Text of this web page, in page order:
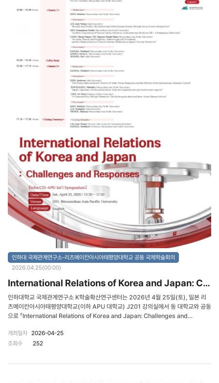
Ulzii Batmunkh가 개회사를 통해 양 기관 간 오랜 학술협력의 의미를 강조하고 향후
한–몽 연구협력의 확대 필요성을 제시하였다. 특히 양측은 동북아 지역의 불확실성이
심화되는 상황에서 학술교류와 공동연구가 정책적·학문적 차원에서 더욱 중요해지고
Governance in Northeast Asia”를 주제로 진행되었다. 몽골국립대학교
Oyunsuren Samdandash 교수는 러시아–몽골–중국 3자 협력을 중심으로 동북아
에너지 안보 문제를 분석하며, 몽골이 지역 에너지 연결망에서 전략적 역할을 수행할
가능성을 제시하였다. 이어 Batchimeg Battsengel 교수는 동북아 환경협력과
TEMM-DSS 파트너십 사례를 중심으로 지역 환경 거버넌스 문제를 논의하였다. 토
론에는 인하대학교 국제관계연구소 형사요 전임연구원과 단국대학교 Lkhagvadorj
Dolgormaa 연구교수가 참여하여 에너지 안보와 지역협력의 과제에 대한 의견을 제
Asia”에서는 AI와 반도체를 둘러싼 동아시아 국가전략 문제가 집중적으로 다루어졌
다. 인하대학교 정재환 교수는 주요 국가들의 AI 국가전략을 비교·분석하며 한국 AI 전
략의 특징과 과제를 제시하였고, 김용신 교수는 미중 반도체 경쟁 속에서 동아시아 산
업 전략이 어떻게 변화하고 있는지를 분석하였다. 본 세션은 몽골국립대학교
Budsuren Davaanyam 교수와 Munkh-Ulzii Batmunkh 교수가 토론자로 참여
하여 AI 거버넌스와 산업안보 문제에 대한 몽골 측 시각을 공유하였다. 제3세션
“Korea–Mongolia Relations and Regional Foreign Policy Dynamics”에서
는 한–몽 관계와 동북아 외교전략 문제가 심층적으로 논의되었다. 몽골국립대학교
Munkh-Ulzii Batmunkh 교수는 동북아 외교 태도의 문화적·행동적 기반을 분석하
며 한–몽 협력의 전략적 함의를 제시하였고, Battur Jamiyan 교수는 강대국 경쟁 속
에서 몽골의 전략적 헤징 전략을 분석하였다. 또한 Budsuren Davaanyam 교수는
한–몽 수교 이후 양국 조약 관계의 발전 과정을 검토하였다. 토론에는 덕성여자대학교
김성진 교수와 인하대학교 국제관계연구소 최윤희 전임연구원, 이승재 연구교수가 참
는 협력 의제와 전략적 가능성을 다각도로 논의하였다는 점에서 중요한 의미를 가진
다. 특히 에너지, AI, 경제안보, 외교전략 등 다양한 분야를 포괄하는 융합적 논의를 통
해 한–몽 협력의 새로운 방향성을 모색하였으며, 양 기관 간 지속적인 공동연구와 국제
연구소 K학술확산연구센터와 몽골국랩대학교 국제관계대학이 공동으로 주최하였으
인하대 국제관계연구소-리츠메이칸아시아태평양대학교 공동 국제학술회의
2026.04.25(00:00)
International Relations of Korea and Japan: Challenges and Responses
인하대학교 국제관계연구소 K학술확산연구센터는 2026년 4월 25일(토), 일본 리
츠메이칸아시아태평양대학교(이하 APU 대학교) J201 강의실에서 동 대학교와 공동
으로 「International Relations of Korea and Japan: Challenges and
지정학적 불확실성과 경제적 상호의존이 심화되는 가운데, 한국과 일본의 국제관계를
정치·경제·사회문화·역사적 관점에서 종합적으로 논의하고 새로운 협력 방향을 모색하
가세다 요시노리 교수가 개회사를 진행하였으며, 인하대학교 국제관계연구소 이진영
개최일자
2026-04-25
조회수
252